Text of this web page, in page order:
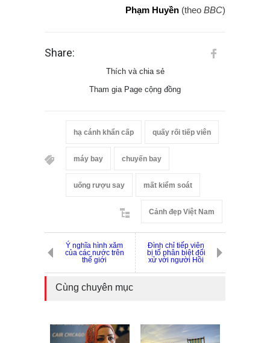
Phạm Huyền (theo BBC)
Share:
Thích và chia sẻ
Tham gia Page cộng đồng
hạ cánh khẩn cấp quấy rối tiếp viên
máy bay chuyến bay
uống rượu say mất kiểm soát
Cảnh đẹp Việt Nam
Ý nghĩa hình xăm
của các nước trên
thế giới
Đình chỉ tiếp viên
bị tố phân biệt đối
xử với người Hồi
Cùng chuyên mục